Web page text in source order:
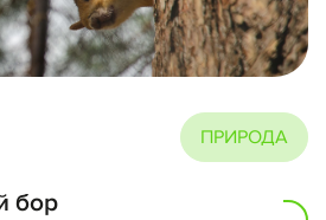
ПРИРОДА
бор